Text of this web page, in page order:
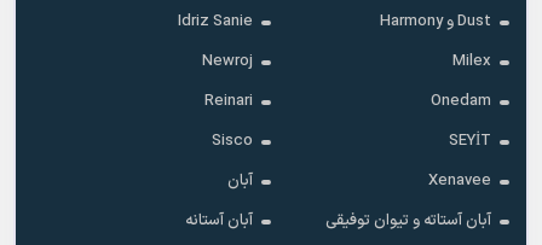
Dust و Harmony
Idriz Sanie
Milex
Newroj
Onedam
Reinari
SEYİT
Sisco
Xenavee
آبان
آبان آستاته و تیوان توفیقی
آبان آستانه